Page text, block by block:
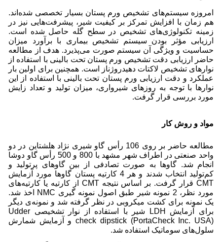
امروزه سیستم‌های تشخیص ورم پستان بسیار تخصصی شده‌اند.
هم زمان با افزایش تمرکز بر کیفیت شیر، پیشرفت‌هایی نیز در
زمینه تکنولوژی‌های تشخیص در سطح گله حاصل شده است.
ارزیابی مؤثر بودن سیستم تشخیص بیماری با برآورد میزان
حساسیت و ویژگی آن سیستم صورت می‌پذیرد. هدف از مطالعه
حاضر ارزیابی دقت تشخیص ورم پستان تحت بالینی با استفاده از
نوارهای تشخیص لاکتات دهیدروژناز است. همچنین برای اولین بار
عملکرد و دقت ارزیابی ورم پستان تحت بالینی با استفاده از این
نوارها با توجه به روزهای شیرواری، میزان تولید و تعداد زایش
مورد بررسی قرار گرفت.
مواد و روش کار
مطالعه حاضر بر روی 106 رأس گاو شیری نژاد هلشتاین در دو
واحد صنعتی در اطراف شهر مشهد با 800 و 500 رأس گاو دوشا
انجام شد. گاوها به صورت تصادفی از بین گاوهای پرتولید و
کم‌تولید انتخاب شدند و هر 4 کارتیه پستان گاوها مورد آزمایش
CMT قرار گرفت. بر اساس نتیجه‌ CMT از کارتیه یا کارتیه‌های
مورد نظر، 2 نمونه شیر طبق اصول نمونه گیری NMC اخذ شد.
یک نمونه برای کشت میکروبی در نظر گرفته شد و نمونه‌ی دیگر
برای آزمایش LDH شیر با استفاده از نوار تشخیصی Udder
check dipstick (PortaCheck Inc. USA) و آزمایش شمارش
سلول‌های سوماتیک استفاده شد.